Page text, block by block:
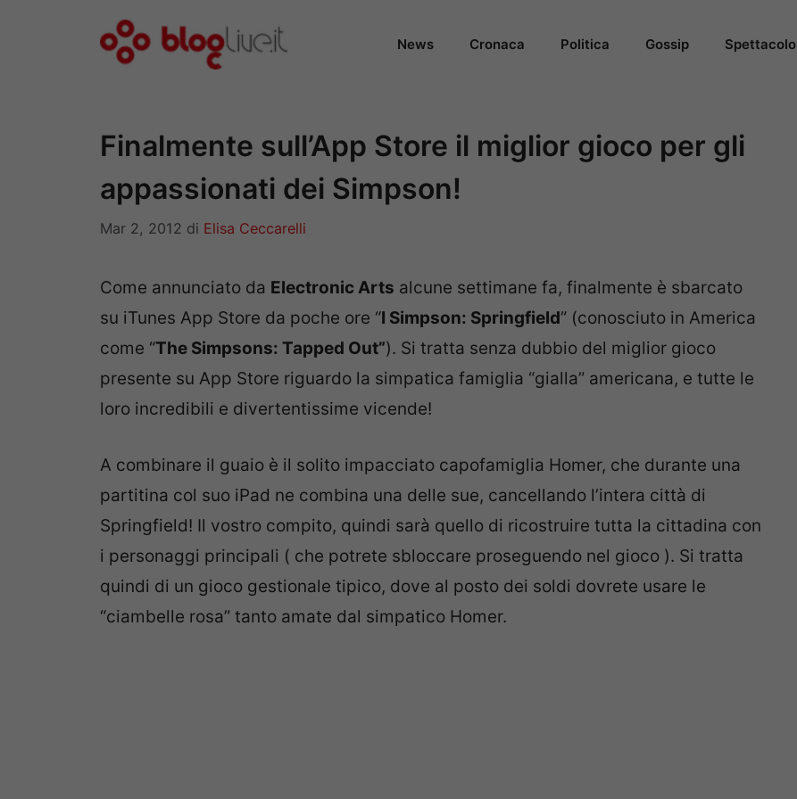
News Cronaca Politica Gossip Spettacolo
Finalmente sull’App Store il miglior gioco per gli
appassionati dei Simpson!
Mar 2, 2012 di Elisa Ceccarelli
Come annunciato da Electronic Arts alcune settimane fa, finalmente è sbarcato
su iTunes App Store da poche ore “I Simpson: Springfield” (conosciuto in America
come “The Simpsons: Tapped Out”). Si tratta senza dubbio del miglior gioco
presente su App Store riguardo la simpatica famiglia “gialla” americana, e tutte le
loro incredibili e divertentissime vicende!
A combinare il guaio è il solito impacciato capofamiglia Homer, che durante una
partitina col suo iPad ne combina una delle sue, cancellando l’intera città di
Springfield! Il vostro compito, quindi sarà quello di ricostruire tutta la cittadina con
i personaggi principali ( che potrete sbloccare proseguendo nel gioco ). Si tratta
quindi di un gioco gestionale tipico, dove al posto dei soldi dovrete usare le
“ciambelle rosa” tanto amate dal simpatico Homer.